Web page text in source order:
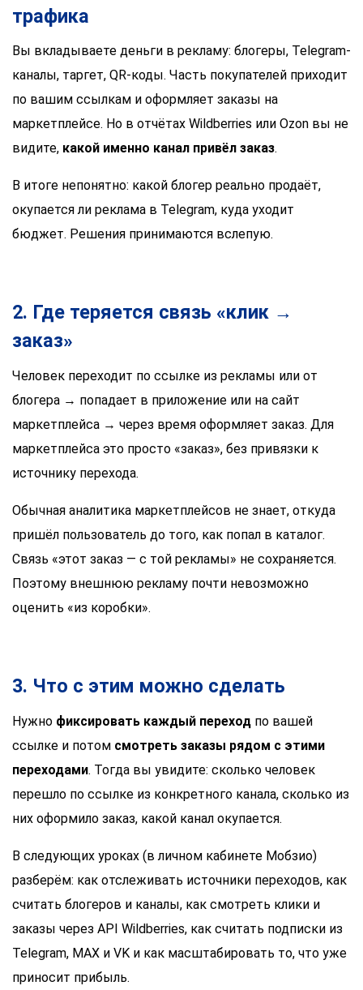
трафика
Вы вкладываете деньги в рекламу: блогеры, Telegram-
каналы, таргет, QR-коды. Часть покупателей приходит
по вашим ссылкам и оформляет заказы на
маркетплейсе. Но в отчётах Wildberries или Ozon вы не
видите, какой именно канал привёл заказ.
В итоге непонятно: какой блогер реально продаёт,
окупается ли реклама в Telegram, куда уходит
бюджет. Решения принимаются вслепую.
2. Где теряется связь «клик →
заказ»
Человек переходит по ссылке из рекламы или от
блогера → попадает в приложение или на сайт
маркетплейса → через время оформляет заказ. Для
маркетплейса это просто «заказ», без привязки к
источнику перехода.
Обычная аналитика маркетплейсов не знает, откуда
пришёл пользователь до того, как попал в каталог.
Связь «этот заказ — с той рекламы» не сохраняется.
Поэтому внешнюю рекламу почти невозможно
оценить «из коробки».
3. Что с этим можно сделать
Нужно фиксировать каждый переход по вашей
ссылке и потом смотреть заказы рядом с этими
переходами. Тогда вы увидите: сколько человек
перешло по ссылке из конкретного канала, сколько из
них оформило заказ, какой канал окупается.
В следующих уроках (в личном кабинете Мобзио)
разберём: как отслеживать источники переходов, как
считать блогеров и каналы, как смотреть клики и
заказы через API Wildberries, как считать подписки из
Telegram, MAX и VK и как масштабировать то, что уже
приносит прибыль.